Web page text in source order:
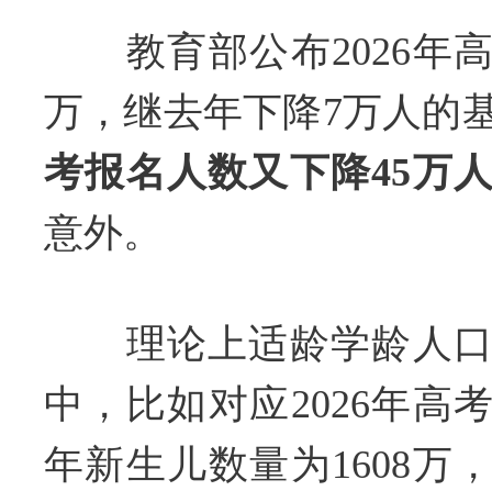
教育部公布2026年高
万，继去年下降7万人的
考报名人数又下降45万
意外。
理论上适龄学龄人口
中，比如对应2026年高
年新生儿数量为1608万